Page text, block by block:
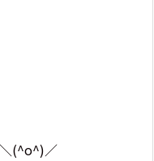
(^o^)／